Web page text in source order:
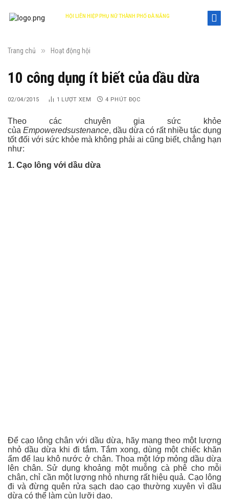
HỘI LIÊN HIỆP PHỤ NỮ THÀNH PHỐ ĐÀ NẴNG
DANANG WOMEN'S UNION
Trang chủ » Hoạt động hội
10 công dụng ít biết của dầu dừa
02/04/2015 1 LƯỢT XEM 4 PHÚT ĐỌC
Theo các chuyên gia sức khỏe
của Empoweredsustenance, dầu dừa có rất nhiều tác dụng
tốt đối với sức khỏe mà không phải ai cũng biết, chẳng hạn
như:
1. Cạo lông với dầu dừa
Để cạo lông chân với dầu dừa, hãy mang theo một lượng
nhỏ dầu dừa khi đi tắm. Tắm xong, dùng một chiếc khăn
ẩm để lau khô nước ở chân. Thoa một lớp mỏng dầu dừa
lên chân. Sử dụng khoảng một muỗng cà phê cho mỗi
chân, chỉ cần một lượng nhỏ nhưng rất hiệu quả. Cạo lông
đi và đừng quên rửa sạch dao cạo thường xuyên vì dầu
dừa có thể làm cùn lưỡi dao.